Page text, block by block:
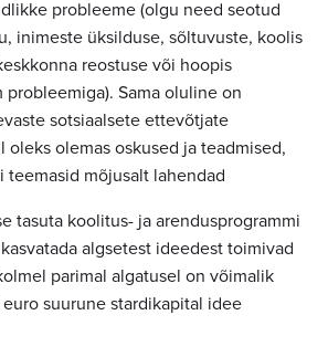
probleeme (olgu need seotud
inimeste üksilduse, sõltuvuste, koolis
reostuse või hoopis
probleemiga). Sama oluline on
sotsiaalsete ettevõtjate
oleks olemas oskused ja teadmised,
teemasid mõjusalt lahendad
tasuta koolitus- ja arendusprogrammi
algsetest ideedest toimivad
parimal algatusel on võimalik
suurune stardikapital idee